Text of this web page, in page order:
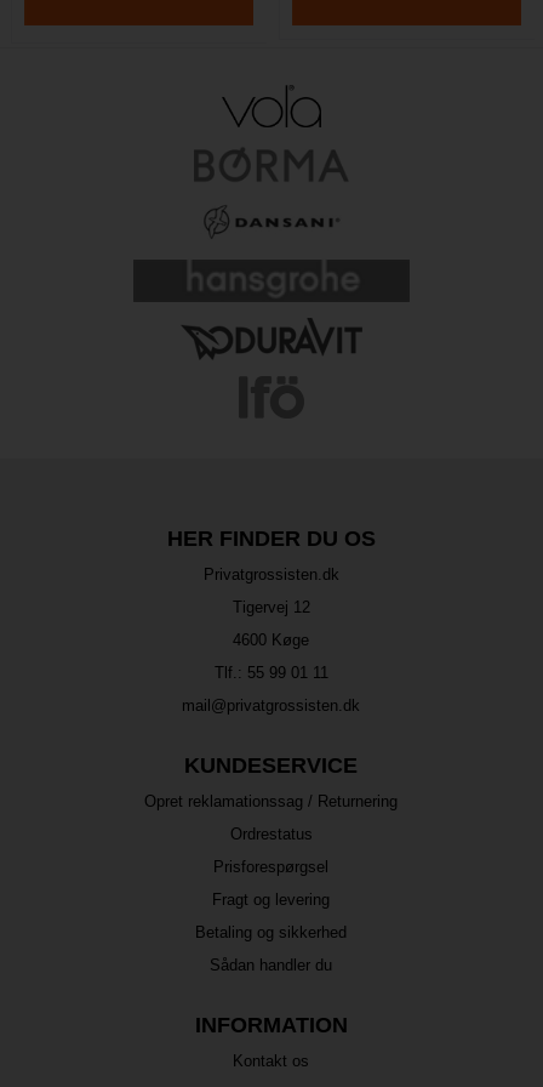
HER FINDER DU OS
Privatgrossisten.dk
Tigervej 12
4600 Køge
Tlf.: 55 99 01 11
mail@privatgrossisten.dk
KUNDESERVICE
Opret reklamationssag / Returnering
Ordrestatus
Prisforespørgsel
Fragt og levering
Betaling og sikkerhed
Sådan handler du
INFORMATION
Kontakt os